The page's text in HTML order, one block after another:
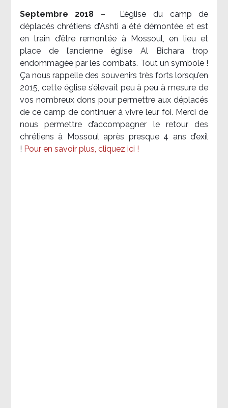
Septembre 2018 –
L’église du camp de
déplacés chrétiens d’Ashti a été démontée et est
en train d’être remontée à Mossoul, en lieu et
place de l’ancienne église Al Bichara trop
endommagée par les combats. Tout un symbole !
Ça nous rappelle des souvenirs très forts lorsqu’en
2015, cette église s’élevait peu à peu à mesure de
vos nombreux dons pour permettre aux déplacés
de ce camp de continuer à vivre leur foi. Merci de
nous permettre d’accompagner le retour des
chrétiens à Mossoul après presque 4 ans d’exil
! Pour en savoir plus, cliquez ici !